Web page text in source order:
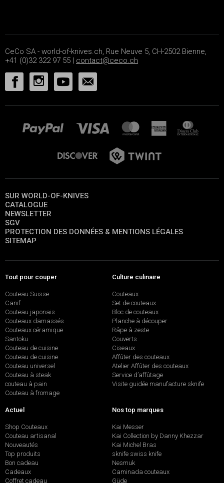
CeCo SA - world-of-knives.ch, Rue Neuve 5, CH-2502 Bienne,
+41 (0)32 322 97 55 | contact@ceco.ch
SUR WORLD-OF-KNIVES
CATALOGUE
NEWSLETTER
SGV
PROTECTION DES DONNÉES & MENTIONS LÉGALES
SITEMAP
Tout pour couper
Couteau Suisse
Canif
Couteau japonais
Couteaux damassés
Couteaux céramique
Santoku
Couteau de cuisine
Couteau de cuisine
Couteau universel
Couteau à steak
couteau à pain
Couteau à fromage
Culture culinaire
Couteaux
Set de couteaux
Bloc de couteaux
Planche à découper
Râpe à zeste
Couverts
Ciseaux
Affûter des couteaux
Atelier Affûter des couteaux
Service d’affûtage
Visite guidée manufacture sknife
Actuel
Shop Couteaux
Couteau artisanal
Nouveautés
Top produits
Bon cadeau
Cadeaux
Coffret cadeau
Nos top marques
Kai Messer
Kai Collection by Danny Khezzar
Kai Michel Bras
sknife swiss knife
Nesmuk
Caminada couteaux
Güde